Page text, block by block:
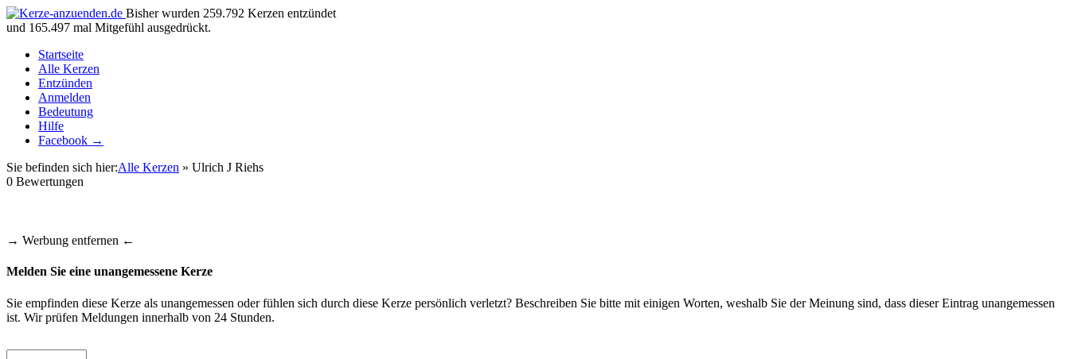
Bisher wurden 259.792 Kerzen entzündet
und 165.497 mal Mitgefühl ausgedrückt.
Startseite
Alle Kerzen
Entzünden
Anmelden
Bedeutung
Hilfe
Facebook →
Sie befinden sich hier:Alle Kerzen » Ulrich J Riehs
0 Bewertungen
→ Werbung entfernen ←
Melden Sie eine unangemessene Kerze
Sie empfinden diese Kerze als unangemessen oder fühlen sich durch diese Kerze persönlich verletzt? Beschreiben Sie bitte mit einigen Worten, weshalb Sie der Meinung sind, dass dieser Eintrag unangemessen
ist. Wir prüfen Meldungen innerhalb von 24 Stunden.